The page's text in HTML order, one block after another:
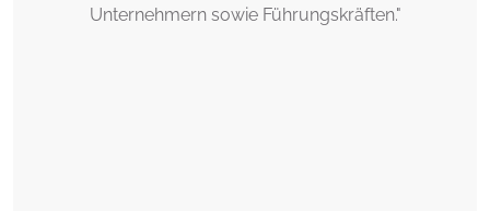
Unternehmern sowie Führungskräften."